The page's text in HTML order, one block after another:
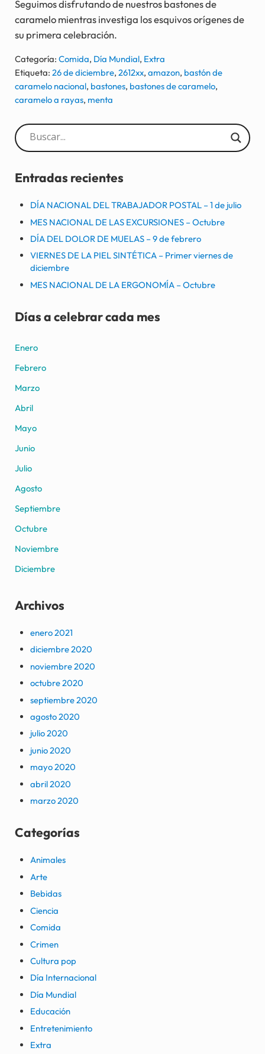
Seguimos disfrutando de nuestros bastones de
caramelo mientras investiga los esquivos orígenes de
su primera celebración.
Categoría: Comida, Día Mundial, Extra
Etiqueta: 26 de diciembre, 2612xx, amazon, bastón de
caramelo nacional, bastones, bastones de caramelo,
caramelo a rayas, menta
Sidebar
Entradas recientes
DÍA NACIONAL DEL TRABAJADOR POSTAL – 1 de julio
MES NACIONAL DE LAS EXCURSIONES – Octubre
DÍA DEL DOLOR DE MUELAS – 9 de febrero
VIERNES DE LA PIEL SINTÉTICA – Primer viernes de
diciembre
MES NACIONAL DE LA ERGONOMÍA – Octubre
Días a celebrar cada mes
Enero
Febrero
Marzo
Abril
Mayo
Junio
Julio
Agosto
Septiembre
Octubre
Noviembre
Diciembre
Archivos
enero 2021
diciembre 2020
noviembre 2020
octubre 2020
septiembre 2020
agosto 2020
julio 2020
junio 2020
mayo 2020
abril 2020
marzo 2020
Categorías
Animales
Arte
Bebidas
Ciencia
Comida
Crimen
Cultura pop
Día Internacional
Día Mundial
Educación
Entretenimiento
Extra